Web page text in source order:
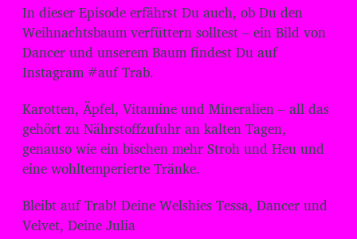
a
y
e
r
In dieser Episode erfährst Du auch, ob Du den
Weihnachtsbaum verfüttern solltest – ein Bild von
Dancer und unserem Baum findest Du auf
Instagram #auf Trab.
Karotten, Äpfel, Vitamine und Mineralien – all das
gehört zu Nährstoffzufuhr an kalten Tagen,
genauso wie ein bischen mehr Stroh und Heu und
eine wohltemperierte Tränke.
Bleibt auf Trab! Deine Welshies Tessa, Dancer und
Velvet, Deine Julia